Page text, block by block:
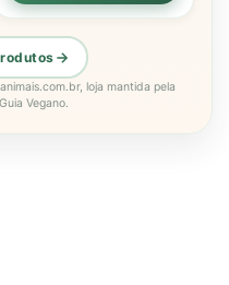
loja mantida pela
Vegano.